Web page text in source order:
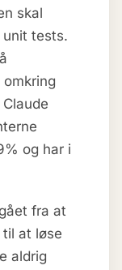
skal
unit tests.
og har i
fra at
at løse
aldrig